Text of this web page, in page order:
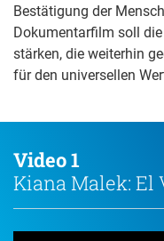
Bestätigung der
Dokumentarfilm soll
stärken, die weiterhin
für den universellen
Video 1
Kiana Malek: El